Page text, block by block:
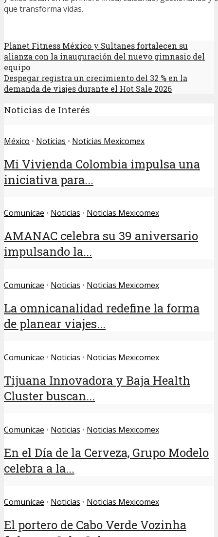
que transforma vidas.
Planet Fitness México y Sultanes fortalecen su
alianza con la inauguración del nuevo gimnasio del
equipo
Despegar registra un crecimiento del 32 % en la
demanda de viajes durante el Hot Sale 2026
Noticias de Interés
México • Noticias • Noticias Mexicomex
Mi Vivienda Colombia impulsa una
iniciativa para...
Comunicae • Noticias • Noticias Mexicomex
AMANAC celebra su 39 aniversario
impulsando la...
Comunicae • Noticias • Noticias Mexicomex
La omnicanalidad redefine la forma
de planear viajes...
Comunicae • Noticias • Noticias Mexicomex
Tijuana Innovadora y Baja Health
Cluster buscan...
Comunicae • Noticias • Noticias Mexicomex
En el Día de la Cerveza, Grupo Modelo
celebra a la...
Comunicae • Noticias • Noticias Mexicomex
El portero de Cabo Verde Vozinha